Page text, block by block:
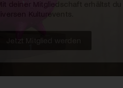
Kulturinstitution und unterstütze
diversen Kulturevents.